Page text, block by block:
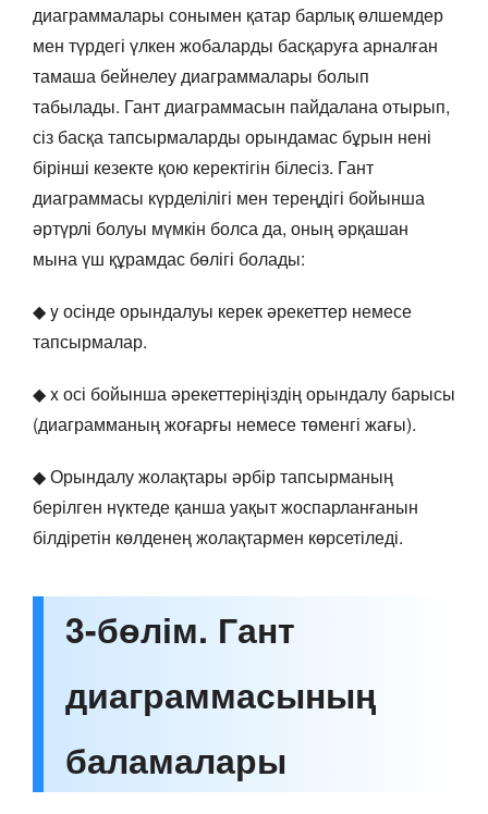
диаграммалары сонымен қатар барлық өлшемдер
мен түрдегі үлкен жобаларды басқаруға арналған
тамаша бейнелеу диаграммалары болып
табылады. Гант диаграммасын пайдалана отырып,
сіз басқа тапсырмаларды орындамас бұрын нені
бірінші кезекте қою керектігін білесіз. Гант
диаграммасы күрделілігі мен тереңдігі бойынша
әртүрлі болуы мүмкін болса да, оның әрқашан
мына үш құрамдас бөлігі болады:
◆ y осінде орындалуы керек әрекеттер немесе
тапсырмалар.
◆ x осі бойынша әрекеттеріңіздің орындалу барысы
(диаграмманың жоғарғы немесе төменгі жағы).
◆ Орындалу жолақтары әрбір тапсырманың
берілген нүктеде қанша уақыт жоспарланғанын
білдіретін көлденең жолақтармен көрсетіледі.
3-бөлім. Гант
диаграммасының
баламалары